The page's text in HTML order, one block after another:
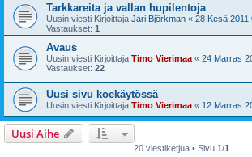
Tarkkareita ja vallan hupilentoja
Uusin viesti Kirjoittaja Jari Björkman « 28 Kesä 2011
Vastaukset: 1
Avaus
Uusin viesti Kirjoittaja Timo Vierimaa « 24 Marras
Vastaukset: 22
Uusi sivu koekäytössä
Uusin viesti Kirjoittaja Timo Vierimaa« 12 Marras
Uusi Aihe
20 viestiketjua • Sivu 1/1